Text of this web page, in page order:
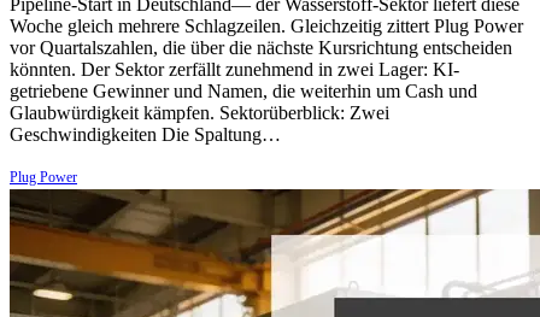
Woche gleich mehrere Schlagzeilen. Gleichzeitig zittert Plug Power
vor Quartalszahlen, die über die nächste Kursrichtung entscheiden
könnten. Der Sektor zerfällt zunehmend in zwei Lager: KI-
getriebene Gewinner und Namen, die weiterhin um Cash und
Glaubwürdigkeit kämpfen. Sektorüberblick: Zwei
Geschwindigkeiten Die Spaltung…
Plug Power